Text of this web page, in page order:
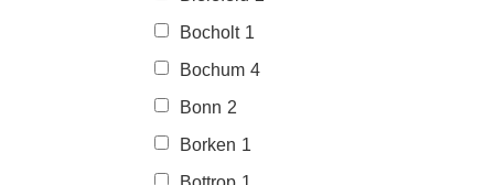
Bocholt 1
Bochum 4
Bonn 2
Borken 1